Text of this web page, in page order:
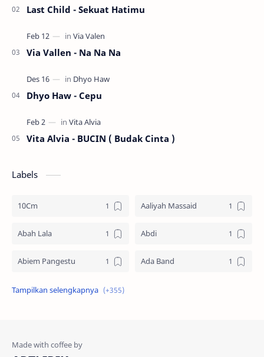
Last Child - Sekuat Hatimu
Via Vallen - Na Na Na
Dhyo Haw - Cepu
Vita Alvia - BUCIN ( Budak Cinta )
Labels
10Cm Aaliyah Massaid
Abah Lala Abdi
Abiem Pangestu Ada Band
Ade La Muhu
Afgan